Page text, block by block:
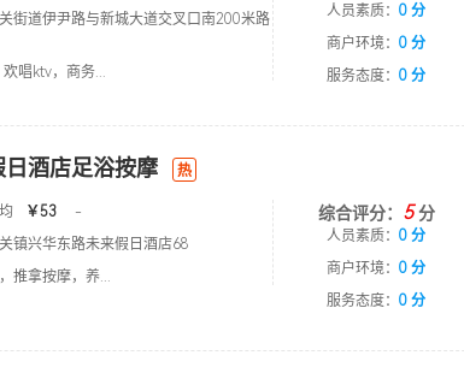
街道伊尹路与新城大道交叉口南200米路
唱ktv，商务...
人员素质： 0 分
商户环境： 0 分
服务态度： 0 分
日酒店足浴按摩 热
￥53
-
镇兴华东路未来假日酒店68
推拿按摩，养...
综合评分： 5分
人员素质： 0 分
商户环境： 0 分
服务态度： 0 分